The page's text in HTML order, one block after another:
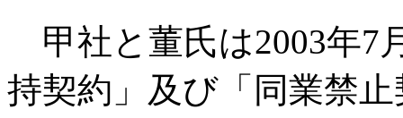
甲社と董氏は2003年7
持契約」及び「同業禁